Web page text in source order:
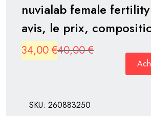
nuvialab female
avis, le prix,
40,00€Original
34,00 €
Current
SKU: 260883250